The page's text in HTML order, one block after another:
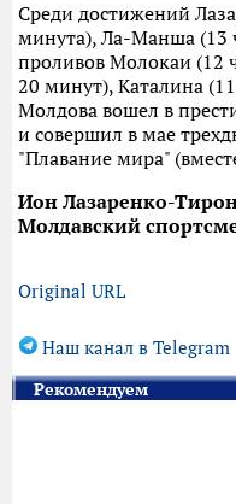
Среди достижений
минута), Ла-Манша (13
проливов Молокаи (12
20 минут), Каталина
Молдова вошел в
и совершил в мае
"Плавание мира"
Ион Лазаренко-
Молдавский
Original URL
Наш канал в Telegram
Рекомендуем